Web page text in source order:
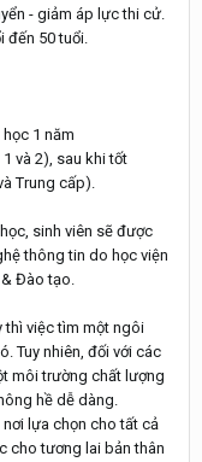
- giảm áp lực thi cử.
đến 50 tuổi.
học 1 năm
và 2), sau khi tốt
Trung cấp).
sinh viên sẽ được
thông tin do học viện
Đào tạo.
thì việc tìm một ngôi
Tuy nhiên, đối với các
môi trường chất lượng
hề dễ dàng.
nơi lựa chọn cho tất cả
cho tương lai bản thân